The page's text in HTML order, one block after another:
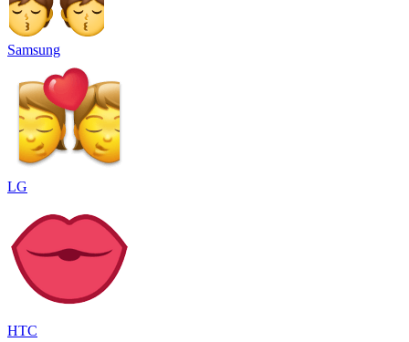
Samsung
LG
HTC